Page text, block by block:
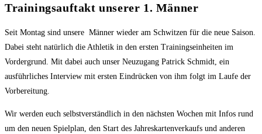
Trainingsauftakt unserer 1. Männer
Seit Montag sind unsere Männer wieder am Schwitzen für die neue Saison.
Dabei steht natürlich die Athletik in den ersten Trainingseinheiten im
Vordergrund. Mit dabei auch unser Neuzugang Patrick Schmidt, ein
ausführliches Interview mit ersten Eindrücken von ihm folgt im Laufe der
Vorbereitung.
Wir werden euch selbstverständlich in den nächsten Wochen mit Infos rund
um den neuen Spielplan, den Start des Jahreskartenverkaufs und anderen